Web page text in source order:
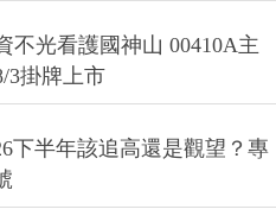
不光看護國神山 00410A主
3掛牌上市
下半年該追高還是觀望？專